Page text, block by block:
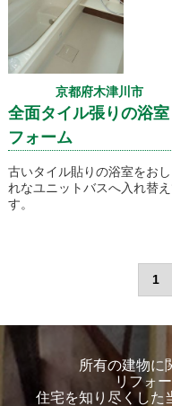
京都府木津川市
全面タイル張りの浴室
フォーム
古いタイル貼りの浴室をお
れなユニットバスへ入れ替
す。
1
所有の建物に
リフォ
住宅を知り尽くした